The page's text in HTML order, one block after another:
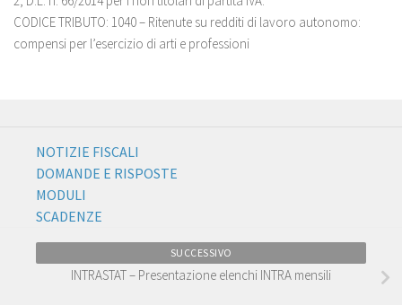
CODICE TRIBUTO: 1040 – Ritenute su redditi di lavoro autonomo:
compensi per l’esercizio di arti e professioni
NOTIZIE FISCALI
DOMANDE E RISPOSTE
MODULI
SCADENZE
SUCCESSIVO
INTRASTAT – Presentazione elenchi INTRA mensili